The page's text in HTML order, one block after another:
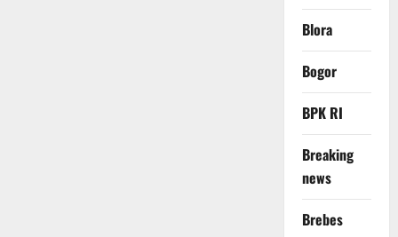
Blora
Bogor
BPK RI
Breaking
news
Brebes